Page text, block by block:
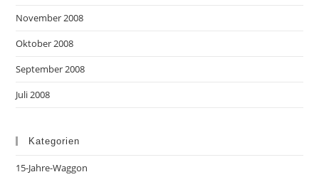
November 2008
Oktober 2008
September 2008
Juli 2008
Kategorien
15-Jahre-Waggon